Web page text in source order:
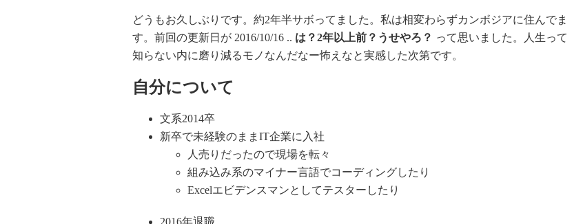
どうもお久しぶりです。約2年半サボってました。私は相変わらずカンボジアに住んでま
す。前回の更新日が 2016/10/16 .. は？2年以上前？うせやろ？ って思いました。人生って
知らない内に磨り減るモノなんだなー怖えなと実感した次第です。
自分について
文系2014卒
新卒で未経験のままIT企業に入社
人売りだったので現場を転々
組み込み系のマイナー言語でコーディングしたり
Excelエビデンスマンとしてテスターしたり
2016年退職